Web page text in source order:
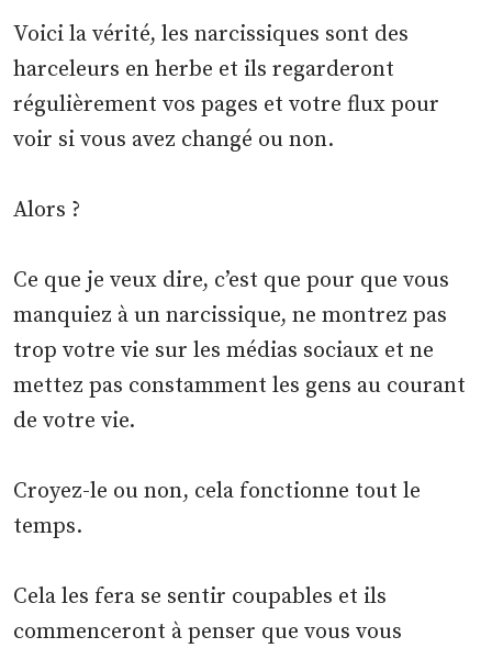
Voici la vérité, les narcissiques sont des
harceleurs en herbe et ils regarderont
régulièrement vos pages et votre flux pour
voir si vous avez changé ou non.
Alors ?
Ce que je veux dire, c’est que pour que vous
manquiez à un narcissique, ne montrez pas
trop votre vie sur les médias sociaux et ne
mettez pas constamment les gens au courant
de votre vie.
Croyez-le ou non, cela fonctionne tout le
temps.
Cela les fera se sentir coupables et ils
commenceront à penser que vous vous